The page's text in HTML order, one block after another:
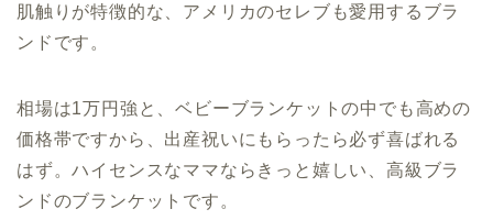
肌触りが特徴的な、アメリカのセレブも愛用するブラ
ンドです。
相場は1万円強と、ベビーブランケットの中でも高めの
価格帯ですから、出産祝いにもらったら必ず喜ばれる
はず。ハイセンスなママならきっと嬉しい、高級ブラ
ンドのブランケットです。